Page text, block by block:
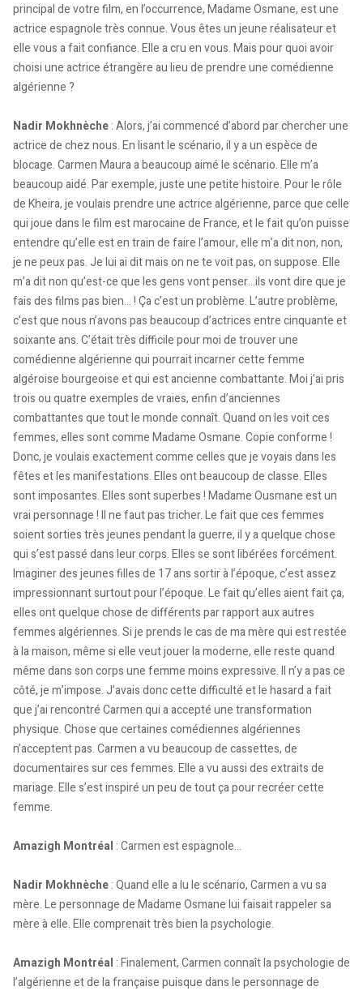
principal de votre film, en l’occurrence, Madame Osmane, est une
actrice espagnole très connue. Vous êtes un jeune réalisateur et
elle vous a fait confiance. Elle a cru en vous. Mais pour quoi avoir
choisi une actrice étrangère au lieu de prendre une comédienne
algérienne ?
Nadir Mokhnèche: Alors, j’ai commencé d’abord par chercher une
actrice de chez nous. En lisant le scénario, il y a un espèce de
blocage. Carmen Maura a beaucoup aimé le scénario. Elle m’a
beaucoup aidé. Par exemple, juste une petite histoire. Pour le rôle
de Kheira, je voulais prendre une actrice algérienne, parce que celle
qui joue dans le film est marocaine de France, et le fait qu’on puisse
entendre qu’elle est en train de faire l’amour, elle m’a dit non, non,
je ne peux pas. Je lui ai dit mais on ne te voit pas, on suppose. Elle
m’a dit non qu’est-ce que les gens vont penser…ils vont dire que je
fais des films pas bien… ! Ça c’est un problème. L’autre problème,
c’est que nous n’avons pas beaucoup d’actrices entre cinquante et
soixante ans. C’était très difficile pour moi de trouver une
comédienne algérienne qui pourrait incarner cette femme
algéroise bourgeoise et qui est ancienne combattante. Moi j’ai pris
trois ou quatre exemples de vraies, enfin d’anciennes
combattantes que tout le monde connaît. Quand on les voit ces
femmes, elles sont comme Madame Osmane. Copie conforme !
Donc, je voulais exactement comme celles que je voyais dans les
fêtes et les manifestations. Elles ont beaucoup de classe. Elles
sont imposantes. Elles sont superbes ! Madame Ousmane est un
vrai personnage ! Il ne faut pas tricher. Le fait que ces femmes
soient sorties très jeunes pendant la guerre, il y a quelque chose
qui s’est passé dans leur corps. Elles se sont libérées forcément.
Imaginer des jeunes filles de 17 ans sortir à l’époque, c’est assez
impressionnant surtout pour l’époque. Le fait qu’elles aient fait ça,
elles ont quelque chose de différents par rapport aux autres
femmes algériennes. Si je prends le cas de ma mère qui est restée
à la maison, même si elle veut jouer la moderne, elle reste quand
même dans son corps une femme moins expressive. Il n’y a pas ce
côté, je m’impose. J’avais donc cette difficulté et le hasard a fait
que j’ai rencontré Carmen qui a accepté une transformation
physique. Chose que certaines comédiennes algériennes
n’acceptent pas. Carmen a vu beaucoup de cassettes, de
documentaires sur ces femmes. Elle a vu aussi des extraits de
mariage. Elle s’est inspiré un peu de tout ça pour recréer cette
femme.
Amazigh Montréal : Carmen est espagnole…
Nadir Mokhnèche: Quand elle a lu le scénario, Carmen a vu sa
mère. Le personnage de Madame Osmane lui faisait rappeler sa
mère à elle. Elle comprenait très bien la psychologie.
Amazigh Montréal : Finalement, Carmen connaît la psychologie de
l’algérienne et de la française puisque dans le personnage de